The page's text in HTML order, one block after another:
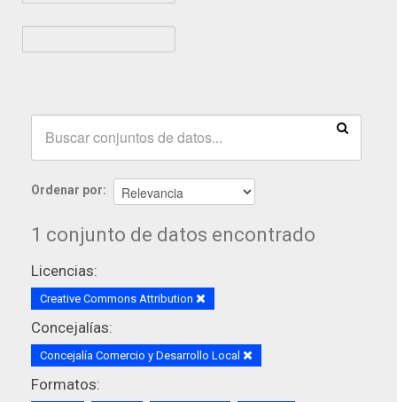
Ordenar por
1 conjunto de datos encontrado
Licencias:
Creative Commons Attribution
Concejalías:
Concejalía Comercio y Desarrollo Local
Formatos: